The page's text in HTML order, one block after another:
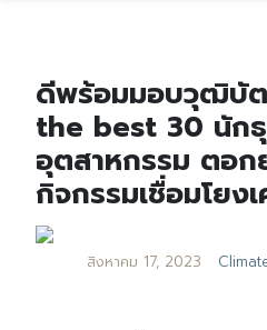
ดีพร้อมมอบวุฒิบั
the best 30 นัก
อุตสาหกรรม ตอก
กิจกรรมเชื่อมโยง
สิงหาคม 17, 2023